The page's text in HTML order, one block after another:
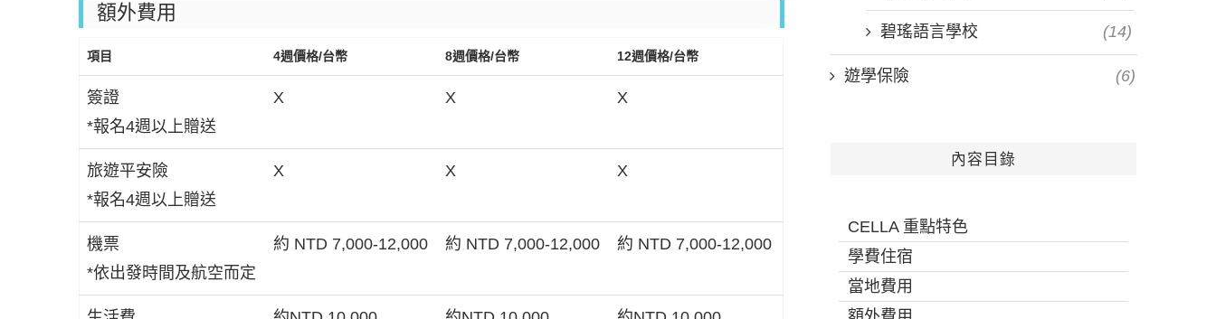
額外費用
項目 4週價格/台幣 8週價格/台幣 12週價格/台幣
簽證
*報名4週以上贈送
X X X
旅遊平安險
*報名4週以上贈送
X X X
機票
*依出發時間及航空而定
約 NTD 7,000-12,000 約 NTD 7,000-12,000 約 NTD 7,000-12,000
碧瑤語言學校 (14)
遊學保險 (6)
內容目錄
CELLA 重點特色
學費住宿
當地費用